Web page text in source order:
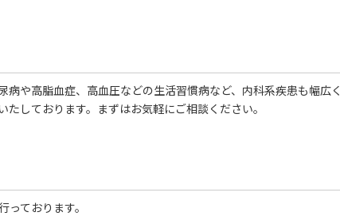
や高脂血症、高血圧などの生活習慣病など、内科系疾患も幅広く
しております。まずはお気軽にご相談ください。
ております。